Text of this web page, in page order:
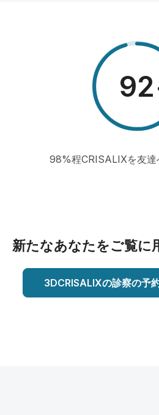
98
98%程CRISALIXを友達
新たなあなたをご覧に
3DCRISALIXの診察の予